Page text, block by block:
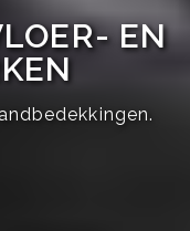
EN